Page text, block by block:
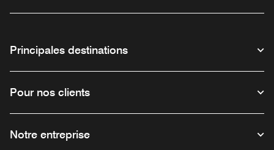
Principales destinations
Pour nos clients
Notre entreprise